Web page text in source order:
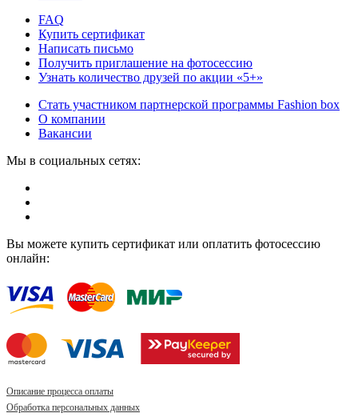
FAQ
Купить сертификат
Написать письмо
Получить приглашение на фотосессию
Узнать количество друзей по акции «5+»
Стать участником партнерской программы Fashion box
О компании
Вакансии
Мы в социальных сетях:
Вы можете купить сертификат или оплатить фотосессию
онлайн:
Описание процесса оплаты
Обработка персональных данных